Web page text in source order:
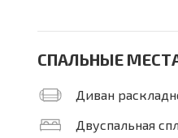
СПАЛЬНЫЕ
Диван
Двуспальная